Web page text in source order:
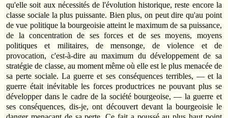
qu'elle soit aux nécessités de l'évolution historique, reste encore la
classe sociale la plus puissante. Bien plus, on peut dire qu'au point
de vue politique la bourgeoisie atteint le maximum de sa puissance,
de la concentration de ses forces et de ses moyens, moyens
politiques et militaires, de mensonge, de violence et de
provocation, c'est-à-dire au maximum du développement de sa
stratégie de classe, au moment même où elle est le plus menacée de
sa perte sociale. La guerre et ses conséquences terribles, — et la
guerre était inévitable les forces productrices ne pouvant plus se
développer dans le cadre de la société bourgeoise, — la guerre et
ses conséquences, dis-je, ont découvert devant la bourgeoisie le